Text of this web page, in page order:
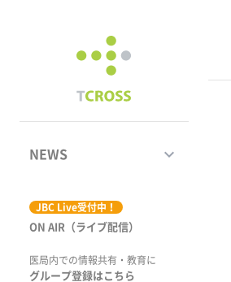
NEWS keyboard_arrow_down
ジャーナル
動画コンテンツ
JBC Live受付中！
ON AIR（ライブ配信）
医局内での情報共有・教育に
グループ登録はこちら